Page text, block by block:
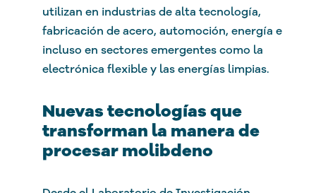
utilizan en industrias de alta tecnología,
fabricación de acero, automoción, energía e
incluso en sectores emergentes como la
electrónica flexible y las energías limpias.
Nuevas tecnologías que
transforman la manera de
procesar molibdeno